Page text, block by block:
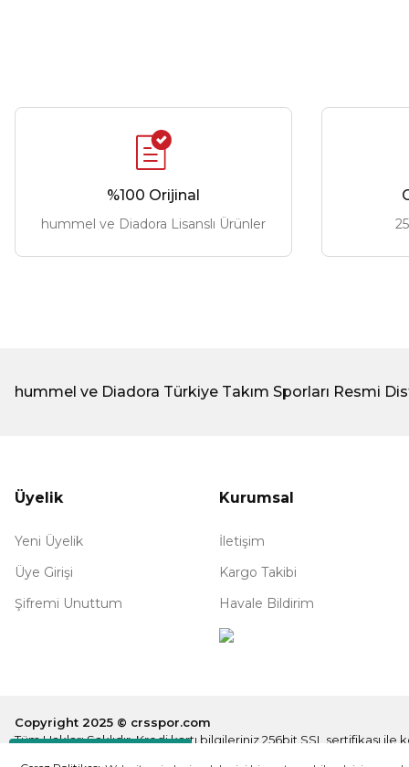
Destek Hattı
%100 Orijinal
hummel ve Diadora Lisanslı Ürünler
hummel ve Diadora Türkiye Takım Sporları Resmi
Üyelik
Yeni Üyelik
Üye Girişi
Şifremi Unuttum
Kurumsal
İletişim
Kargo Takibi
Havale Bildirim
Copyright 2025 © crsspor.com
Tüm Hakları Saklıdır. Kredi kartı bilgileriniz 256bit SSL sertifikası ile